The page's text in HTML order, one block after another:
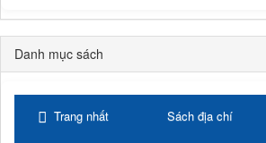
Danh mục sách
Trang nhất Sách địa chí